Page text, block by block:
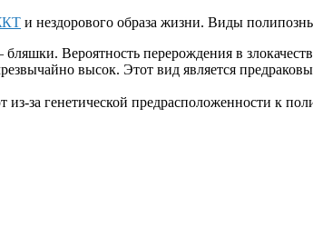
и нездорового образа жизни. Виды
Вероятность перерождения в
высок. Этот вид является
из-за генетической предрасположенности к